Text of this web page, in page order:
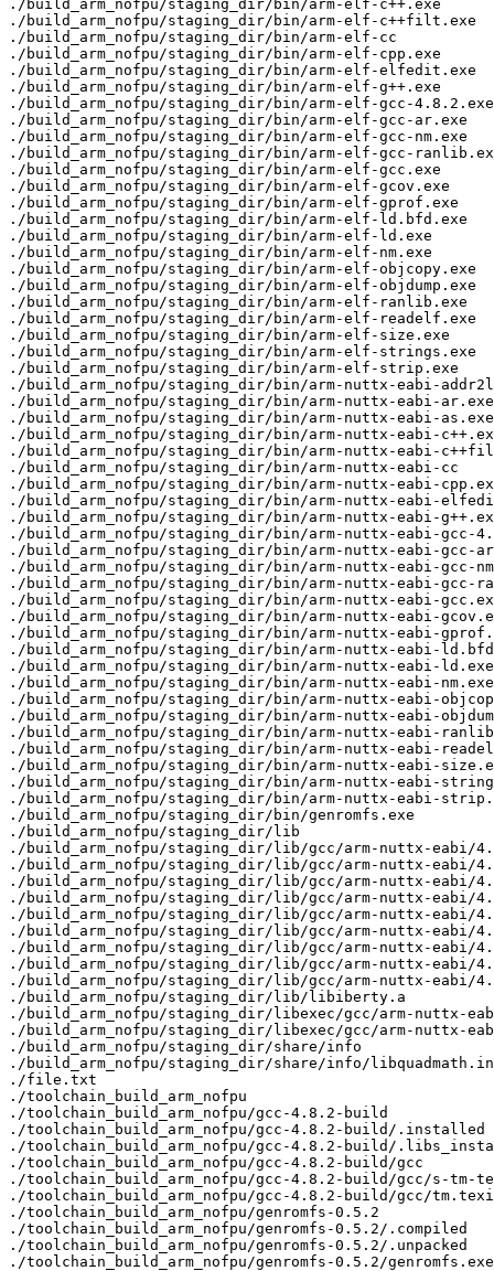
./build_arm_nofpu/staging_dir/bin/arm-elf-c++.exe
./build_arm_nofpu/staging_dir/bin/arm-elf-c++filt.exe
./build_arm_nofpu/staging_dir/bin/arm-elf-cc
./build_arm_nofpu/staging_dir/bin/arm-elf-cpp.exe
./build_arm_nofpu/staging_dir/bin/arm-elf-elfedit.exe
./build_arm_nofpu/staging_dir/bin/arm-elf-g++.exe
./build_arm_nofpu/staging_dir/bin/arm-elf-gcc-4.8.2.exe
./build_arm_nofpu/staging_dir/bin/arm-elf-gcc-ar.exe
./build_arm_nofpu/staging_dir/bin/arm-elf-gcc-nm.exe
./build_arm_nofpu/staging_dir/bin/arm-elf-gcc-
./build_arm_nofpu/staging_dir/bin/arm-elf-gcc.exe
./build_arm_nofpu/staging_dir/bin/arm-elf-gcov.exe
./build_arm_nofpu/staging_dir/bin/arm-elf-gprof.exe
./build_arm_nofpu/staging_dir/bin/arm-elf-ld.bfd.exe
./build_arm_nofpu/staging_dir/bin/arm-elf-ld.exe
./build_arm_nofpu/staging_dir/bin/arm-elf-nm.exe
./build_arm_nofpu/staging_dir/bin/arm-elf-objcopy.exe
./build_arm_nofpu/staging_dir/bin/arm-elf-objdump.exe
./build_arm_nofpu/staging_dir/bin/arm-elf-ranlib.exe
./build_arm_nofpu/staging_dir/bin/arm-elf-readelf.exe
./build_arm_nofpu/staging_dir/bin/arm-elf-size.exe
./build_arm_nofpu/staging_dir/bin/arm-elf-strings.exe
./build_arm_nofpu/staging_dir/bin/arm-elf-strip.exe
./build_arm_nofpu/staging_dir/bin/arm-nuttx-eabi-
./build_arm_nofpu/staging_dir/bin/arm-nuttx-eabi-ar.exe
./build_arm_nofpu/staging_dir/bin/arm-nuttx-eabi-as.exe
./build_arm_nofpu/staging_dir/bin/arm-nuttx-eabi-
./build_arm_nofpu/staging_dir/bin/arm-nuttx-eabi-
./build_arm_nofpu/staging_dir/bin/arm-nuttx-eabi-cc
./build_arm_nofpu/staging_dir/bin/arm-nuttx-eabi-
./build_arm_nofpu/staging_dir/bin/arm-nuttx-eabi-
./build_arm_nofpu/staging_dir/bin/arm-nuttx-eabi-
./build_arm_nofpu/staging_dir/bin/arm-nuttx-eabi-gcc-
./build_arm_nofpu/staging_dir/bin/arm-nuttx-eabi-gcc-
./build_arm_nofpu/staging_dir/bin/arm-nuttx-eabi-gcc-
./build_arm_nofpu/staging_dir/bin/arm-nuttx-eabi-gcc-
./build_arm_nofpu/staging_dir/bin/arm-nuttx-eabi-
./build_arm_nofpu/staging_dir/bin/arm-nuttx-eabi-
./build_arm_nofpu/staging_dir/bin/arm-nuttx-eabi-
./build_arm_nofpu/staging_dir/bin/arm-nuttx-eabi-
./build_arm_nofpu/staging_dir/bin/arm-nuttx-eabi-ld.exe
./build_arm_nofpu/staging_dir/bin/arm-nuttx-eabi-nm.exe
./build_arm_nofpu/staging_dir/bin/arm-nuttx-eabi-
./build_arm_nofpu/staging_dir/bin/arm-nuttx-eabi-
./build_arm_nofpu/staging_dir/bin/arm-nuttx-eabi-
./build_arm_nofpu/staging_dir/bin/arm-nuttx-eabi-
./build_arm_nofpu/staging_dir/bin/arm-nuttx-eabi-
./build_arm_nofpu/staging_dir/bin/arm-nuttx-eabi-
./build_arm_nofpu/staging_dir/bin/arm-nuttx-eabi-
./build_arm_nofpu/staging_dir/bin/genromfs.exe
./build_arm_nofpu/staging_dir/lib
./build_arm_nofpu/staging_dir/lib/gcc/arm-nuttx-eabi/
./build_arm_nofpu/staging_dir/lib/gcc/arm-nuttx-eabi/
./build_arm_nofpu/staging_dir/lib/gcc/arm-nuttx-eabi/
./build_arm_nofpu/staging_dir/lib/gcc/arm-nuttx-eabi/
./build_arm_nofpu/staging_dir/lib/gcc/arm-nuttx-eabi/
./build_arm_nofpu/staging_dir/lib/gcc/arm-nuttx-eabi/
./build_arm_nofpu/staging_dir/lib/gcc/arm-nuttx-eabi/
./build_arm_nofpu/staging_dir/lib/gcc/arm-nuttx-eabi/
./build_arm_nofpu/staging_dir/lib/gcc/arm-nuttx-eabi/
./build_arm_nofpu/staging_dir/lib/libiberty.a
./build_arm_nofpu/staging_dir/libexec/gcc/arm-nuttx-
./build_arm_nofpu/staging_dir/libexec/gcc/arm-nuttx-
./build_arm_nofpu/staging_dir/share/info
./build_arm_nofpu/staging_dir/share/info/
./file.txt
./toolchain_build_arm_nofpu
./toolchain_build_arm_nofpu/gcc-4.8.2-build
./toolchain_build_arm_nofpu/gcc-4.8.2-build/.installed
./toolchain_build_arm_nofpu/gcc-4.8.2-build/
./toolchain_build_arm_nofpu/gcc-4.8.2-build/gcc
./toolchain_build_arm_nofpu/gcc-4.8.2-build/gcc/s-tm-
./toolchain_build_arm_nofpu/gcc-4.8.2-build/gcc/tm.texi
./toolchain_build_arm_nofpu/genromfs-0.5.2
./toolchain_build_arm_nofpu/genromfs-0.5.2/.compiled
./toolchain_build_arm_nofpu/genromfs-0.5.2/.unpacked
./toolchain_build_arm_nofpu/genromfs-0.5.2/genromfs.exe